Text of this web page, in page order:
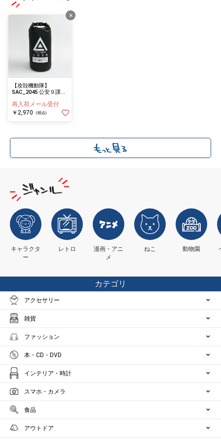
×
【攻殻機動隊】
SAC_2045 公安９課ド
再入荷メール受付
￥2,970
(税込)
キャラクタ
ー
レトロ
漫画・アニ
メ
ねこ 動物園
カテゴリ
アクセサリー
雑貨
ファッション
本・CD・DVD
インテリア・時計
スマホ・カメラ
食品
アウトドア